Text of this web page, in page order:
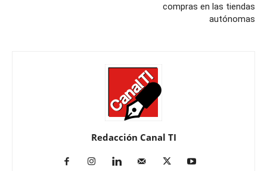
compras en las tiendas
autónomas
Redacción Canal TI